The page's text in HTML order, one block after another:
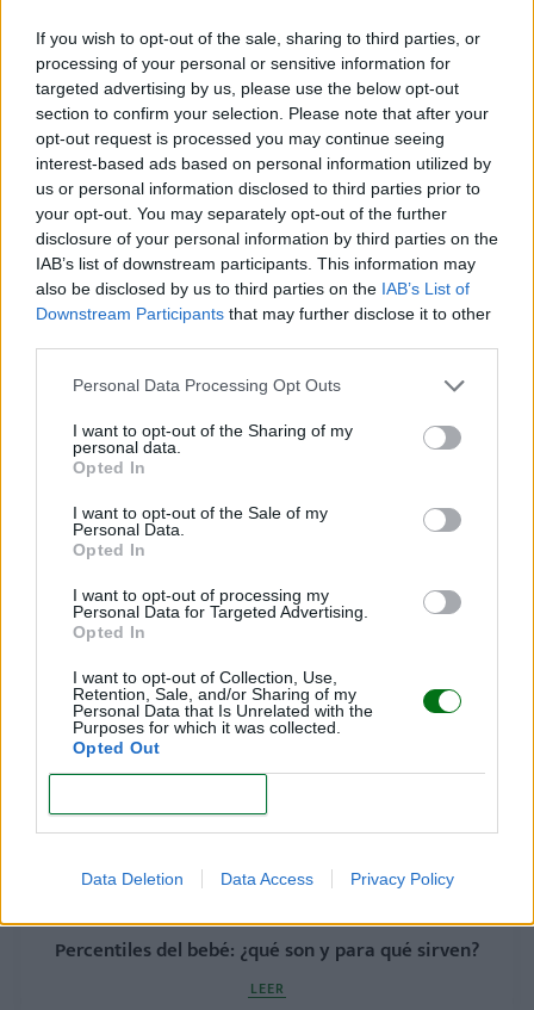
If you wish to opt-out of the sale, sharing to third parties, or
processing of your personal or sensitive information for
targeted advertising by us, please use the below opt-out
section to confirm your selection. Please note that after your
opt-out request is processed you may continue seeing
interest-based ads based on personal information utilized by
us or personal information disclosed to third parties prior to
your opt-out. You may separately opt-out of the further
disclosure of your personal information by third parties on the
IAB’s list of downstream participants. This information may
also be disclosed by us to third parties on the IAB’s List of
Downstream Participants that may further disclose it to other
Personal Data Processing Opt Outs
I want to opt-out of the Sharing of my
personal data.
Opted In
I want to opt-out of the Sale of my
Personal Data.
Opted In
I want to opt-out of processing my
Personal Data for Targeted Advertising.
Opted In
I want to opt-out of Collection, Use,
Retention, Sale, and/or Sharing of my
Personal Data that Is Unrelated with the
Purposes for which it was collected.
Opted Out
Data Deletion Data Access Privacy Policy
Desarrollo psicomotor de 0 a 3 años
LEER
Cuándo empieza a caminar un bebé
Percentiles del bebé: ¿qué son y para qué sirven?
LEER